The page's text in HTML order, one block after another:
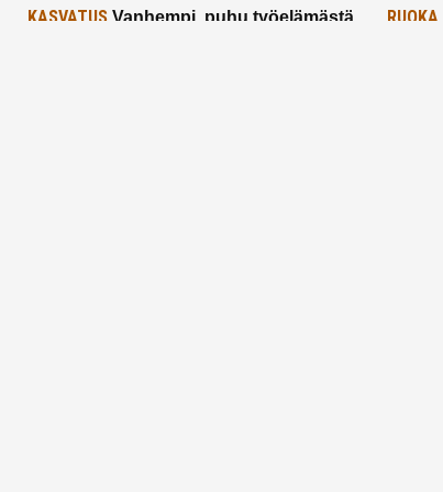
KASVATUS Vanhempi, puhu työelämästä
RUOKA